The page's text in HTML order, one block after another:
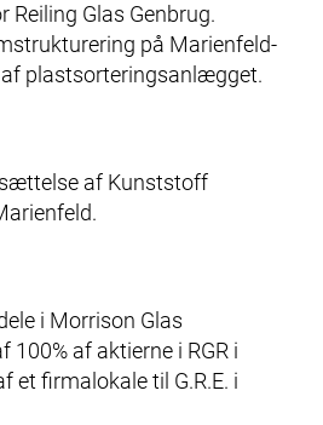
Glas Genbrug.
på Marienfeld-
plastsorteringsanlægget.
af Kunststoff
i Morrison Glas
100% af aktierne i RGR i
et firmalokale til G.R.E. i